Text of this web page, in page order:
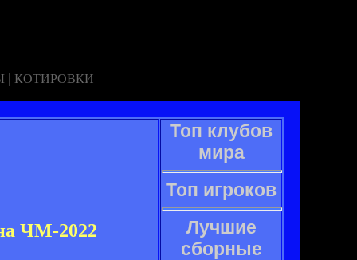
| КОТИРОВКИ
ЧМ-2022
Топ клубов
мира
Топ игроков
Лучшие
сборные